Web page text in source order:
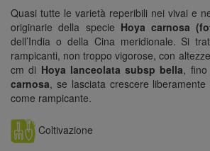
Quasi tutte le varietà reperibili nei vivai e
originarie della specie Hoya carnosa
dell’India o della Cina meridionale. Si
rampicanti, non troppo vigorose, con
cm di Hoya lanceolata subsp bella,
carnosa, se lasciata crescere liberamente
come rampicante.
Coltivazione